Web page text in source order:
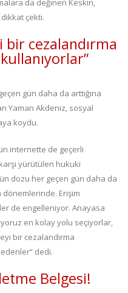
da değinen Keskin,
çekti.
cezalandırma
gün daha da arttığına
Yaman Akdeniz, sosyal
koydu.
internette de geçerli
yürütülen hukuki
dozu her geçen gün daha da
Erişim
de engelleniyor. Anayasa
en kolay yolu seçiyorlar,
bir cezalandırma
dedi.
Belgesi!